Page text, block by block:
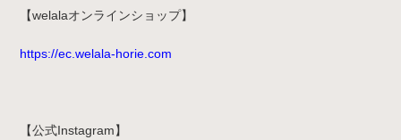
【welalaオンラインショップ】
https://ec.welala-horie.com
【公式Instagram】